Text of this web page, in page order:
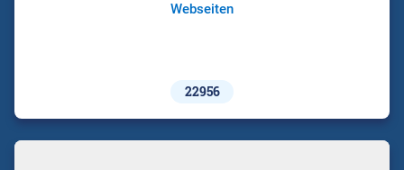
Webseiten
22956